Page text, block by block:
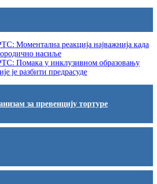
Моментална реакција најважнија када
насиље
Помака у инклузивном образовању
је разбити предрасуде
за превенцију тортуре